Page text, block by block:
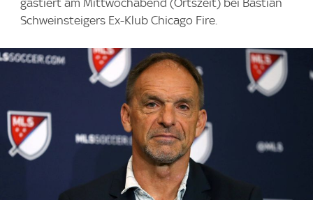
gastiert am Mittwochabend (Ortszeit) bei Bastian
Schweinsteigers Ex-Klub Chicago Fire.